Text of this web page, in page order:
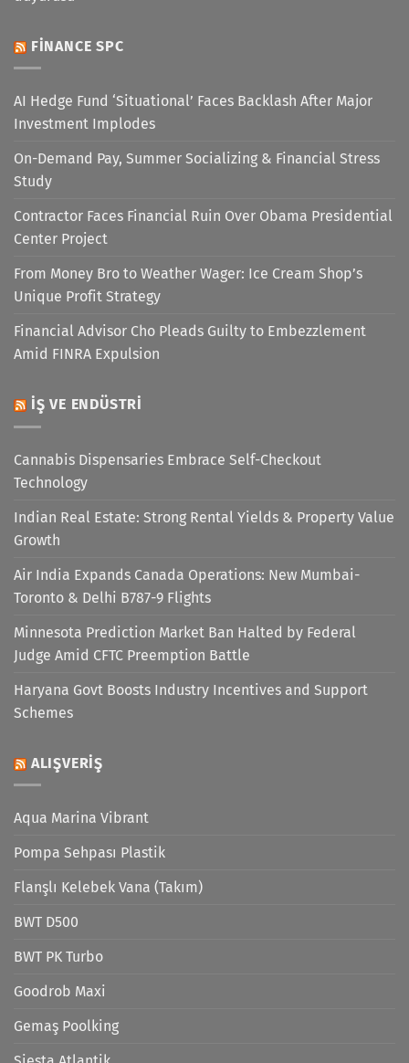
FINANCE SPC
AI Hedge Fund ‘Situational’ Faces Backlash After Major
Investment Implodes
On-Demand Pay, Summer Socializing & Financial Stress
Study
Contractor Faces Financial Ruin Over Obama Presidential
Center Project
From Money Bro to Weather Wager: Ice Cream Shop’s
Unique Profit Strategy
Financial Advisor Cho Pleads Guilty to Embezzlement
Amid FINRA Expulsion
İŞ VE ENDÜSTRI
Cannabis Dispensaries Embrace Self-Checkout
Technology
Indian Real Estate: Strong Rental Yields & Property Value
Growth
Air India Expands Canada Operations: New Mumbai-
Toronto & Delhi B787-9 Flights
Minnesota Prediction Market Ban Halted by Federal
Judge Amid CFTC Preemption Battle
Haryana Govt Boosts Industry Incentives and Support
Schemes
ALIŞVERIŞ
Aqua Marina Vibrant
Pompa Sehpası Plastik
Flanşlı Kelebek Vana (Takım)
BWT D500
BWT PK Turbo
Goodrob Maxi
Gemaş Poolking